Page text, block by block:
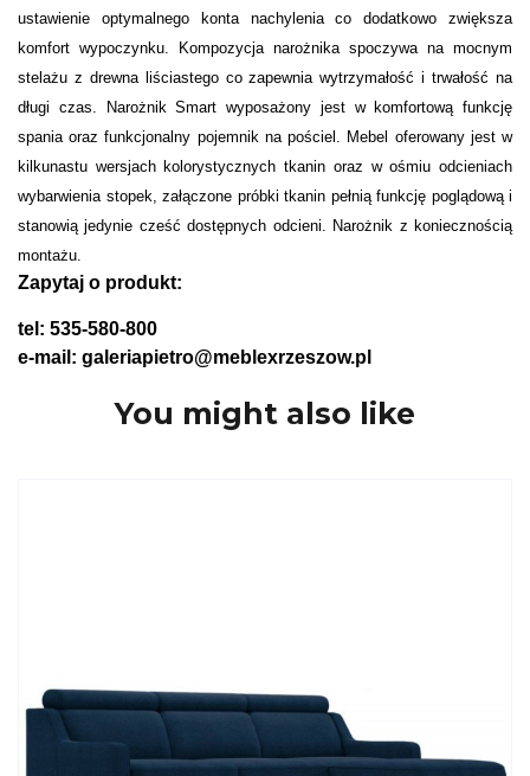
ustawienie optymalnego konta nachylenia co dodatkowo zwiększa
komfort wypoczynku. Kompozycja narożnika spoczywa na mocnym
stelażu z drewna liściastego co zapewnia wytrzymałość i trwałość na
długi czas. Narożnik Smart wyposażony jest w komfortową funkcję
spania oraz funkcjonalny pojemnik na pościel. Mebel oferowany jest w
kilkunastu wersjach kolorystycznych tkanin oraz w ośmiu odcieniach
wybarwienia stopek, załączone próbki tkanin pełnią funkcję poglądową i
stanowią jedynie cześć dostępnych odcieni. Narożnik z koniecznością
montażu.
Zapytaj o produkt:
tel: 535-580-800
e-mail: galeriapietro@meblexrzeszow.pl
You might also like